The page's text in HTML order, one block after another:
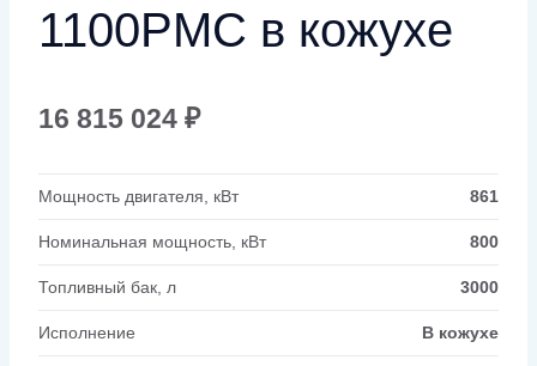
1100PMC в кожухе
16 815 024 ₽
Мощность двигателя, кВт 861
Номинальная мощность, кВт 800
Топливный бак, л 3000
Исполнение В кожухе